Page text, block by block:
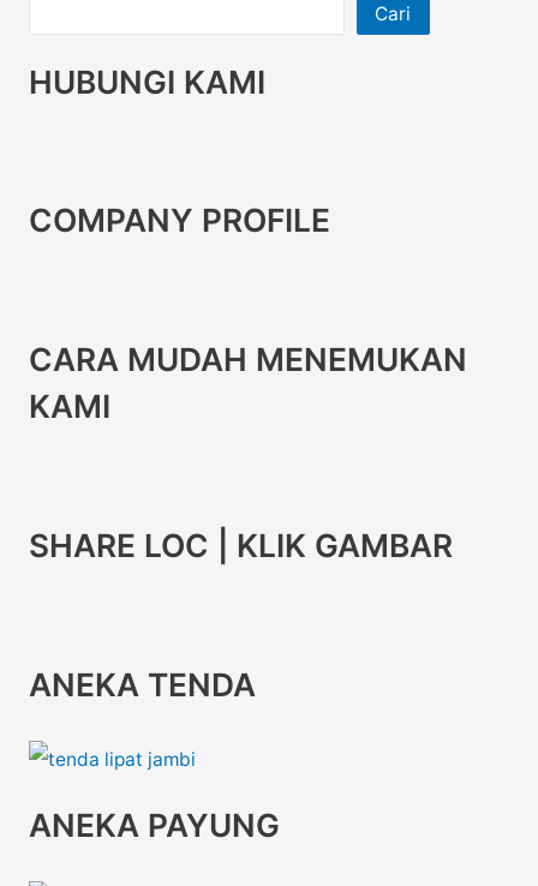
Cari
HUBUNGI KAMI
COMPANY PROFILE
CARA MUDAH MENEMUKAN
KAMI
SHARE LOC | KLIK GAMBAR
ANEKA TENDA
ANEKA PAYUNG